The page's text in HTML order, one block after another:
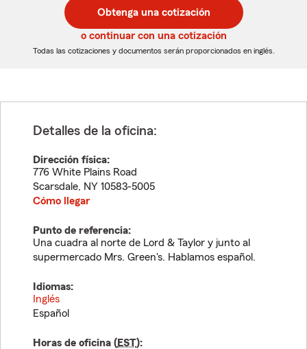
de
5
dígitos
de
5
dígitos
Obtenga una cotización
o continuar con una cotización
Todas las cotizaciones y documentos serán proporcionados en inglés.
Detalles de la oficina:
Dirección física:
776 White Plains Road
Scarsdale, NY 10583-5005
Cómo llegar
Punto de referencia:
Una cuadra al norte de Lord & Taylor y junto al
supermercado Mrs. Green's. Hablamos español.
Idiomas:
Inglés
Español
Horas de oficina (EST):